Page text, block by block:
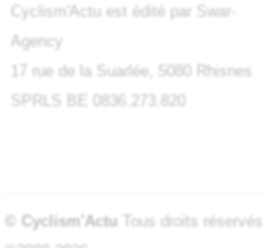
Cyclism'Actu est édité par Swar-
Agency
17 rue de la Suarlée, 5080 Rhisnes
SPRLS BE 0836.273.820
© Cyclism'Actu Tous droits réservés